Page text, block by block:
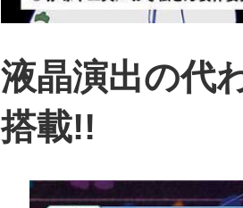
液晶演出の代
搭載!!